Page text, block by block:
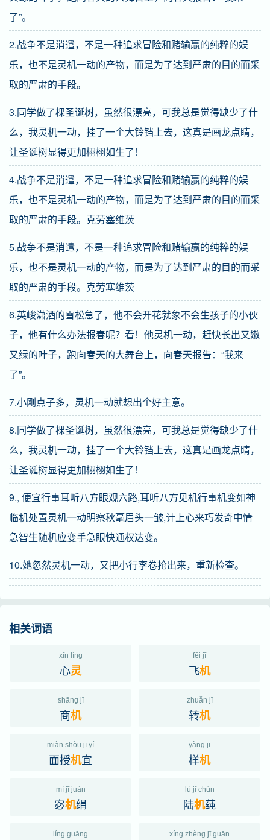
了”。
2.战争不是消遣，不是一种追求冒险和赌输赢的纯粹的娱
乐，也不是灵机一动的产物，而是为了达到严肃的目的而采
取的严肃的手段。
3.同学做了棵圣诞树，虽然很漂亮，可我总是觉得缺少了什
么，我灵机一动，挂了一个大铃铛上去，这真是画龙点睛，
让圣诞树显得更加栩栩如生了！
4.战争不是消遣，不是一种追求冒险和赌输赢的纯粹的娱
乐，也不是灵机一动的产物，而是为了达到严肃的目的而采
取的严肃的手段。克劳塞维茨
5.战争不是消遣，不是一种追求冒险和赌输赢的纯粹的娱
乐，也不是灵机一动的产物，而是为了达到严肃的目的而采
取的严肃的手段。克劳塞维茨
6.英峻潇洒的雪松急了，他不会开花就象不会生孩子的小伙
子，他有什么办法报春呢？看！他灵机一动，赶快长出又嫩
又绿的叶子，跑向春天的大舞台上，向春天报告：“我来
了”。
7.小刚点子多，灵机一动就想出个好主意。
8.同学做了棵圣诞树，虽然很漂亮，可我总是觉得缺少了什
么，我灵机一动，挂了一个大铃铛上去，这真是画龙点睛，
让圣诞树显得更加栩栩如生了！
9., 便宜行事耳听八方眼观六路,耳听八方见机行事机变如神
临机处置灵机一动明察秋毫眉头一皱,计上心来巧发奇中情
急智生随机应变手急眼快通权达变。
10.她忽然灵机一动，又把小行李卷抢出来，重新检查。
相关词语
xīn líng
心灵
fēi jī
飞机
shāng jī
商机
zhuǎn jī
转机
miàn shòu jī yí
面授机宜
yàng jī
样机
mì jī juàn
宓机绢
lù jī chún
陆机莼
líng guāng xíng zhèng jī guān